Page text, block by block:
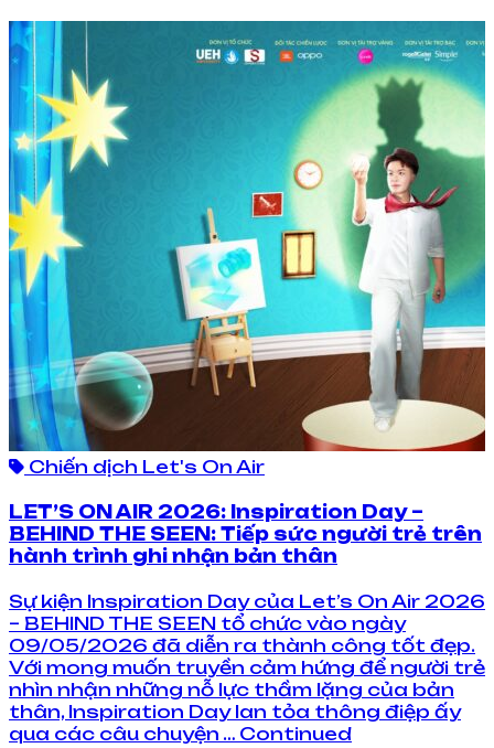
Chiến dịch Let's On Air
LET’S ON AIR 2026: Inspiration Day –
BEHIND THE SEEN: Tiếp sức người trẻ trên
hành trình ghi nhận bản thân
Sự kiện Inspiration Day của Let’s On Air 2026
– BEHIND THE SEEN tổ chức vào ngày
09/05/2026 đã diễn ra thành công tốt đẹp.
Với mong muốn truyền cảm hứng để người trẻ
nhìn nhận những nỗ lực thầm lặng của bản
thân, Inspiration Day lan tỏa thông điệp ấy
qua các câu chuyện … Continued